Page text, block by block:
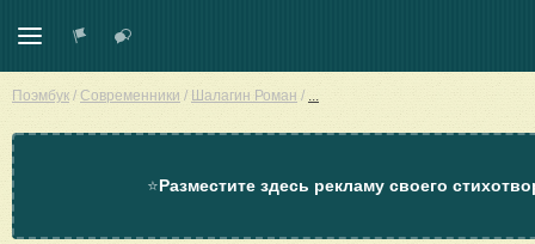
Поэмбук / Современники / Шалагин Роман / ...
⭐Разместите здесь рекламу своего